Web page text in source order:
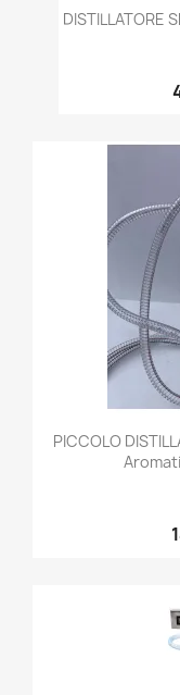
DISTILLATORE
PICCOLO